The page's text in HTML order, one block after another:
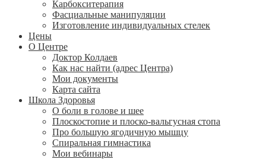
Карбокситерапия
Фасциальные манипуляции
Изготовление индивидуальных стелек
Цены
О Центре
Доктор Колдаев
Как нас найти (адрес Центра)
Мои документы
Карта сайта
Школа Здоровья
О боли в голове и шее
Плоскостопие и плоско-вальгусная стопа
Про большую ягодичную мышцу
Спиральная гимнастика
Мои вебинары